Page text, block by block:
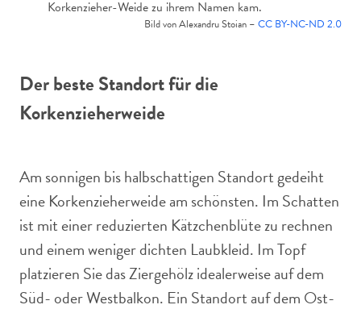
Korkenzieher-Weide zu ihrem Namen kam.
Bild von Alexandru Stoian – CC BY-NC-ND 2.0
Der beste Standort für die
Korkenzieherweide
Am sonnigen bis halbschattigen Standort gedeiht
eine Korkenzieherweide am schönsten. Im Schatten
ist mit einer reduzierten Kätzchenblüte zu rechnen
und einem weniger dichten Laubkleid. Im Topf
platzieren Sie das Ziergehölz idealerweise auf dem
Süd- oder Westbalkon. Ein Standort auf dem Ost-